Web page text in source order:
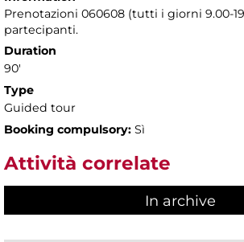
Prenotazioni 060608 (tutti i giorni 9.00-
partecipanti.
Duration
90'
Type
Guided tour
Booking compulsory: Sì
Attività correlate
In archive